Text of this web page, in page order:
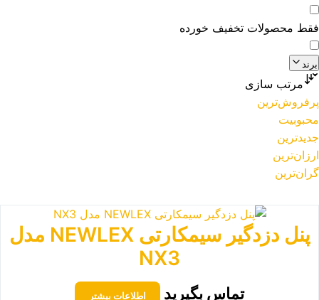
فقط محصولات تخفیف خورده
برند
مرتب سازی
پرفروش‌ترین
محبوبیت
جدیدترین
ارزان‌ترین
گران‌ترین
پنل دزدگیر سیمکارتی NEWLEX مدل
NX3
تماس بگیرید اطلاعات بیشتر